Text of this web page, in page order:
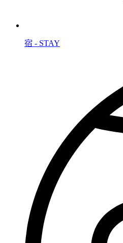
宿 - STAY